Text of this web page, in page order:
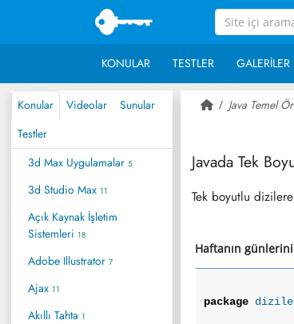
KONULAR TESTLER GALERILER
Konular Videolar
Sunular
Testler
3d Max Uygulamalar 5
3d Studio Max 11
Açık Kaynak İşletim
Sistemleri 18
Adobe Illustrator 7
Ajax 11
Akıllı Tahta 1
Java Temel
Javada Tek
Tek boyutlu
Haftanın
package